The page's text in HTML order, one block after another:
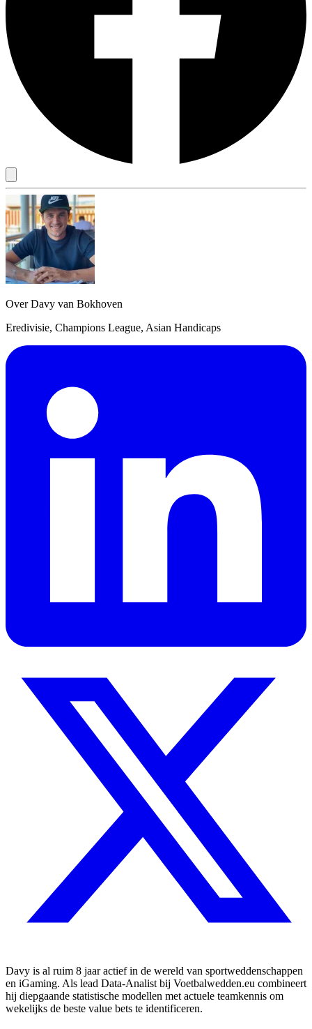
Over Davy van Bokhoven
Eredivisie, Champions League, Asian Handicaps
Davy is al ruim 8 jaar actief in de wereld van sportweddenschappen
en iGaming. Als lead Data-Analist bij Voetbalwedden.eu combineert
hij diepgaande statistische modellen met actuele teamkennis om
wekelijks de beste value bets te identificeren.